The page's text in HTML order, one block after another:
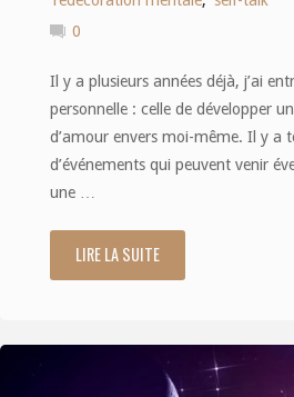
0
Il y a plusieurs années déjà, j’ai
personnelle : celle de développer
d’amour envers moi-même. Il y a
d’événements qui peuvent venir
une …
LIRE LA SUITE"Self-
: